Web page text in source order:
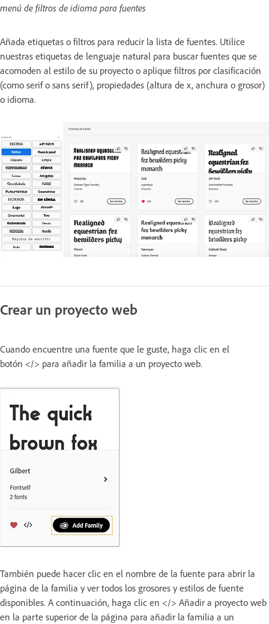
menú de filtros de idioma para fuentes
Añada etiquetas o filtros para reducir la lista de fuentes. Utilice
nuestras etiquetas de lenguaje natural para buscar fuentes que se
acomoden al estilo de su proyecto o aplique filtros por clasificación
(como serif o sans serif), propiedades (altura de x, anchura o grosor)
o idioma.
Crear un proyecto web
Cuando encuentre una fuente que le guste, haga clic en el
botón </> para añadir la familia a un proyecto web.
También puede hacer clic en el nombre de la fuente para abrir la
página de la familia y ver todos los grosores y estilos de fuente
disponibles. A continuación, haga clic en </> Añadir a proyecto web
en la parte superior de la página para añadir la familia a un